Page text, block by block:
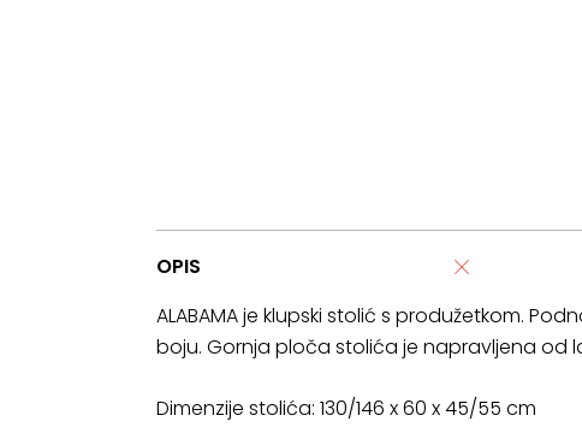
OPIS
ALABAMA je klupski stolić s produžetkom.
boju. Gornja ploča stolića je napravljena od
Dimenzije stolića: 130/146 x 60 x 45/55 cm